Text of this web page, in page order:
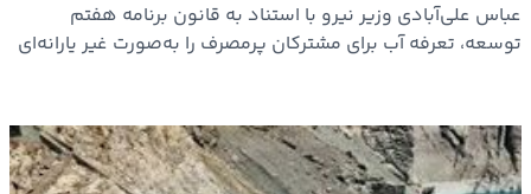
شناور
عباس علی‌آبادی وزیر نیرو با استناد به قانون برنامه هفتم
توسعه، تعرفه آب برای مشترکان پرمصرف را به‌صورت غیر یارانه‌ای